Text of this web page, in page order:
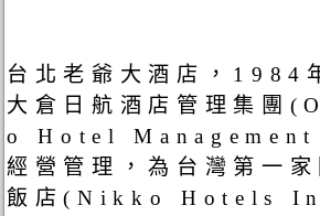
台北老爺大酒店，1984
大倉日航酒店管理集團
o Hotel
經營管理，為台灣第一
飯店(Nikko Hotels